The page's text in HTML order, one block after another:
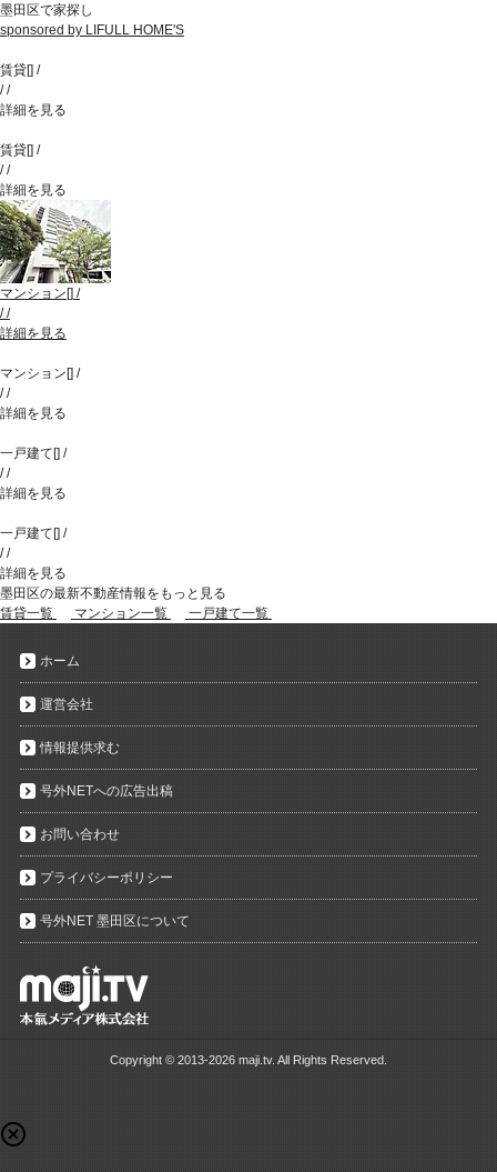
墨田区で家探し
sponsored by LIFULL HOME'S
賃貸[] /
//
詳細を見る
賃貸[] /
//
詳細を見る
マンション[] /
//
詳細を見る
マンション[] /
//
詳細を見る
一戸建て[] /
//
詳細を見る
一戸建て[] /
//
詳細を見る
墨田区の最新不動産情報をもっと見る
賃貸一覧
マンション一覧 一戸建て一覧
ホーム
運営会社
情報提供求む
号外NETへの広告出稿
お問い合わせ
プライバシーポリシー
号外NET 墨田区について
Copyright © 2013-2026 maji.tv. All Rights Reserved.